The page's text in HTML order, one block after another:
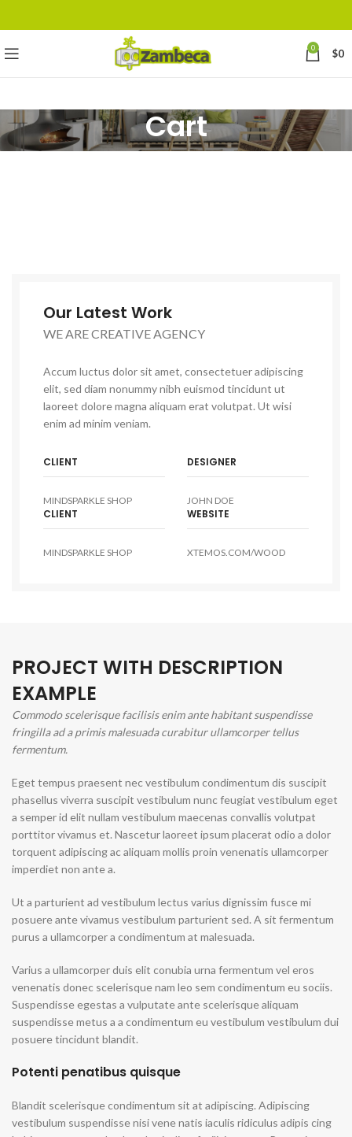
0 $0
Cart
Our Latest Work
WE ARE CREATIVE AGENCY
Accum luctus dolor sit amet, consectetuer adipiscing
elit, sed diam nonummy nibh euismod tincidunt ut
laoreet dolore magna aliquam erat volutpat. Ut wisi
enim ad minim veniam.
CLIENT
MINDSPARKLE SHOP
DESIGNER
JOHN DOE
CLIENT
MINDSPARKLE SHOP
WEBSITE
XTEMOS.COM/WOOD
PROJECT WITH DESCRIPTION
EXAMPLE
Commodo scelerisque facilisis enim ante habitant suspendisse
fringilla ad a primis malesuada curabitur ullamcorper tellus
fermentum.
Eget tempus praesent nec vestibulum condimentum dis suscipit
phasellus viverra suscipit vestibulum nunc feugiat vestibulum eget
a semper id elit nullam vestibulum maecenas convallis volutpat
porttitor vivamus et. Nascetur laoreet ipsum placerat odio a dolor
torquent adipiscing ac aliquam mollis proin venenatis ullamcorper
imperdiet non ante a.
Ut a parturient ad vestibulum lectus varius dignissim fusce mi
posuere ante vivamus vestibulum parturient sed. A sit fermentum
purus a ullamcorper a condimentum at malesuada.
Varius a ullamcorper duis elit conubia urna fermentum vel eros
venenatis donec scelerisque nam leo sem condimentum eu sociis.
Suspendisse egestas a vulputate ante scelerisque aliquam
suspendisse metus a a condimentum eu vestibulum vestibulum dui
posuere tincidunt blandit.
Potenti penatibus quisque
Blandit scelerisque condimentum sit at adipiscing. Adipiscing
vestibulum suspendisse nisi vene natis iaculis ridiculus adipis cing